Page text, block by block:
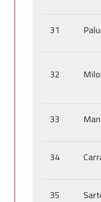
31
32
33
34
35